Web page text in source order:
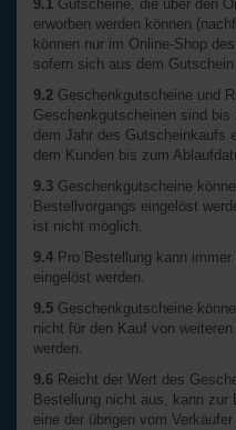
9.1 Gutscheine, die über den
erworben werden können
können nur im Online-Shop
sofern sich aus dem
9.2 Geschenkgutscheine und
Geschenkgutscheinen sind
dem Jahr des Gutscheinkaufs
dem Kunden bis zum
9.3 Geschenkgutscheine
Bestellvorgangs eingelöst
ist nicht möglich.
9.4 Pro Bestellung kann
eingelöst werden.
9.5 Geschenkgutscheine
nicht für den Kauf von
werden.
9.6 Reicht der Wert des
Bestellung nicht aus, kann zur
eine der übrigen vom